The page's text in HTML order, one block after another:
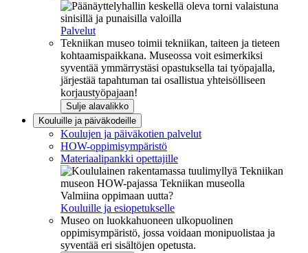
Palvelut
Tekniikan museo toimii tekniikan, taiteen ja tieteen
kohtaamispaikkana. Museossa voit esimerkiksi
syventää ymmärrystäsi opastuksella tai työpajalla,
järjestää tapahtuman tai osallistua yhteisölliseen
korjaustyöpajaan!
Sulje alavalikko
Kouluille ja päiväkodeille
Koulujen ja päiväkotien palvelut
HOW-oppimisympäristö
Materiaalipankki opettajille
Valmiina oppimaan uutta?
Kouluille ja esiopetukselle
Museo on luokkahuoneen ulkopuolinen
oppimisympäristö, jossa voidaan monipuolistaa ja
syventää eri sisältöjen opetusta.